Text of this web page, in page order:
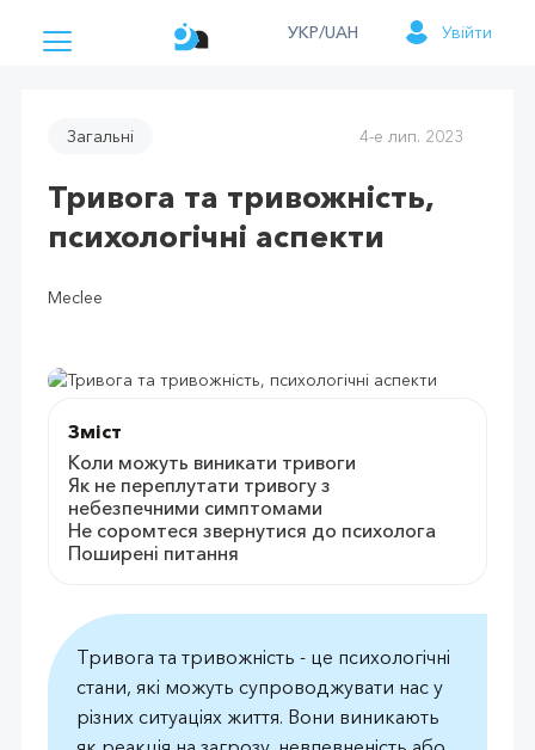
УКР/UAH Увійти
Загальні 4-е лип. 2023
Тривога та тривожність,
психологічні аспекти
Meclee
Зміст
Коли можуть виникати тривоги
Як не переплутати тривогу з
небезпечними симптомами
Не соромтеся звернутися до психолога
Поширені питання
Тривога та тривожність - це психологічні
стани, які можуть супроводжувати нас у
різних ситуаціях життя. Вони виникають